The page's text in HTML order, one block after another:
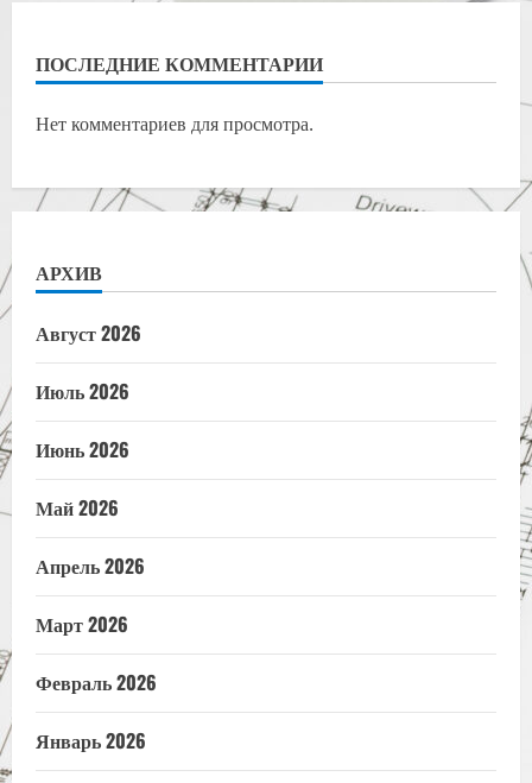
ПОСЛЕДНИЕ КОММЕНТАРИИ
Нет комментариев для просмотра.
АРХИВ
Август 2026
Июль 2026
Июнь 2026
Май 2026
Апрель 2026
Март 2026
Февраль 2026
Январь 2026